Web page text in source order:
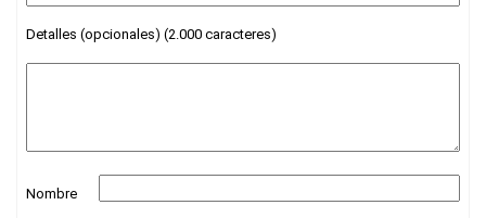
Detalles (opcionales) (2.000 caracteres)
Nombre